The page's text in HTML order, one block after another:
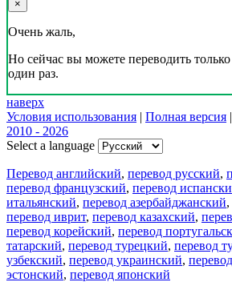
×
Очень жаль,
Но сейчас вы можете переводить только
один раз.
наверх
Условия использования | Полная версия |
2010 - 2026
Select a language
Перевод английский, перевод русский,
перевод французский, перевод
итальянский, перевод азербайджанский,
перевод иврит, перевод казахский,
перевод корейский, перевод
татарский, перевод турецкий, перевод
узбекский, перевод украинский,
эстонский, перевод японский